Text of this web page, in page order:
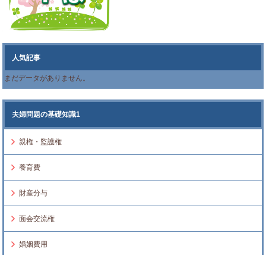
人気記事
まだデータがありません。
夫婦問題の基礎知識1
親権・監護権
養育費
財産分与
面会交流権
婚姻費用